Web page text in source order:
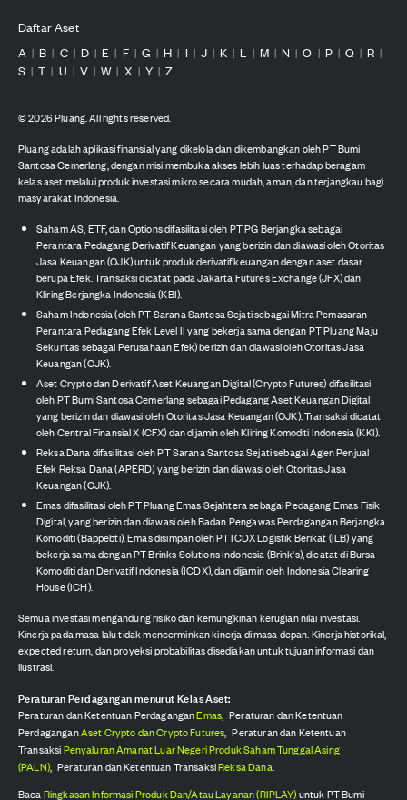
Daftar Aset
A | B | C | D | E | F | G | H | I | J | K | L | M | N | O | P | Q | R |
S | T | U | V | W | X | Y | Z
©2026Pluang. All rights reserved.
Pluang adalah aplikasi finansial yang dikelola dan dikembangkan oleh PT Bumi
Santosa Cemerlang, dengan misi membuka akses lebih luas terhadap beragam
kelas aset melalui produk investasi mikro secara mudah, aman, dan terjangkau bagi
masyarakat Indonesia.
Saham AS, ETF, dan Options difasilitasi oleh PT PG Berjangka sebagai
Perantara Pedagang Derivatif Keuangan yang berizin dan diawasi oleh Otoritas
Jasa Keuangan (OJK) untuk produk derivatif keuangan dengan aset dasar
berupa Efek. Transaksi dicatat pada Jakarta Futures Exchange (JFX) dan
Kliring Berjangka Indonesia (KBI).
Saham Indonesia (oleh PT Sarana Santosa Sejati sebagai Mitra Pemasaran
Perantara Pedagang Efek Level II yang bekerja sama dengan PT Pluang Maju
Sekuritas sebagai Perusahaan Efek) berizin dan diawasi oleh Otoritas Jasa
Keuangan (OJK).
Aset Crypto dan Derivatif Aset Keuangan Digital (Crypto Futures) difasilitasi
oleh PT Bumi Santosa Cemerlang sebagai Pedagang Aset Keuangan Digital
yang berizin dan diawasi oleh Otoritas Jasa Keuangan (OJK). Transaksi dicatat
oleh Central Finansial X (CFX) dan dijamin oleh Kliring Komoditi Indonesia (KKI).
Reksa Dana difasilitasi oleh PT Sarana Santosa Sejati sebagai Agen Penjual
Efek Reksa Dana (APERD) yang berizin dan diawasi oleh Otoritas Jasa
Keuangan (OJK).
Emas difasilitasi oleh PT Pluang Emas Sejahtera sebagai Pedagang Emas Fisik
Digital, yang berizin dan diawasi oleh Badan Pengawas Perdagangan Berjangka
Komoditi (Bappebti). Emas disimpan oleh PT ICDX Logistik Berikat (ILB) yang
bekerja sama dengan PT Brinks Solutions Indonesia (Brink's), dicatat di Bursa
Komoditi dan Derivatif Indonesia (ICDX), dan dijamin oleh Indonesia Clearing
House (ICH).
Semua investasi mengandung risiko dan kemungkinan kerugian nilai investasi.
Kinerja pada masa lalu tidak mencerminkan kinerja di masa depan. Kinerja historikal,
expected return, dan proyeksi probabilitas disediakan untuk tujuan informasi dan
ilustrasi.
Peraturan Perdagangan menurut Kelas Aset:
Peraturan dan Ketentuan PerdaganganEmas Peraturan dan Ketentuan
PerdaganganAset Crypto dan Crypto Futures Peraturan dan Ketentuan
TransaksiPenyaluran Amanat Luar Negeri Produk Saham Tunggal Asing
(PALN), Peraturan dan Ketentuan TransaksiReksa Dana
Baca Ringkasan Informasi Produk Dan/Atau Layanan (RIPLAY)untuk PT Bumi